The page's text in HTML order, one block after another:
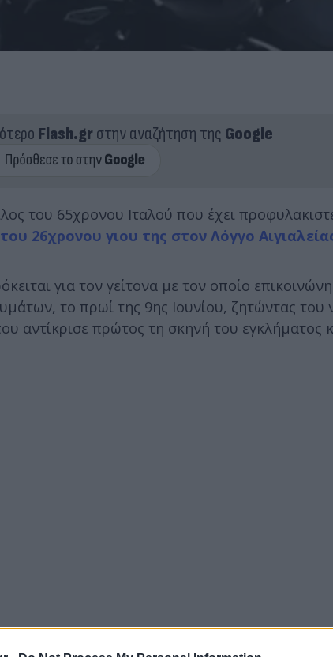
Flash.grστην αναζήτηση της Google
του 65χρονου Ιταλού που έχει
26χρονου γιου της στον Λόγγο
για τον γείτονα με τον οποίο
το πρωί της 9ης Ιουνίου, ζητώντας του
αντίκρισε πρώτος τη σκηνή του εγκλήματος